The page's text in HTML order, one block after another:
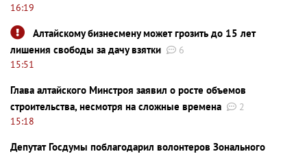
16:19
Алтайскому бизнесмену может грозить до 15 лет
лишения свободы за дачу взятки
6
15:51
Глава алтайского Минстроя заявил о росте объемов
строительства, несмотря на сложные времена
2
15:18
Депутат Госдумы поблагодарил волонтеров Зонального